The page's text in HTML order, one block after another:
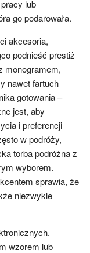
lub
go podarowała.
akcesoria,
podnieść prestiż
monogramem,
nawet fartuch
gotowania –
jest, aby
i preferencji
w podróży,
torba podróżna z
wyborem.
sprawia, że
niezwykle
wzorem lub